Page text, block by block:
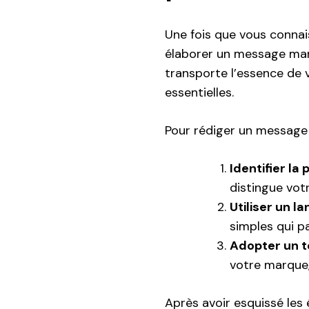
Une fois que vous
élaborer un message
transporte l’essence
essentielles.
Pour rédiger un
Identifier la
distingue
Utiliser un
simples qui
Adopter un
votre
Après avoir esquissé